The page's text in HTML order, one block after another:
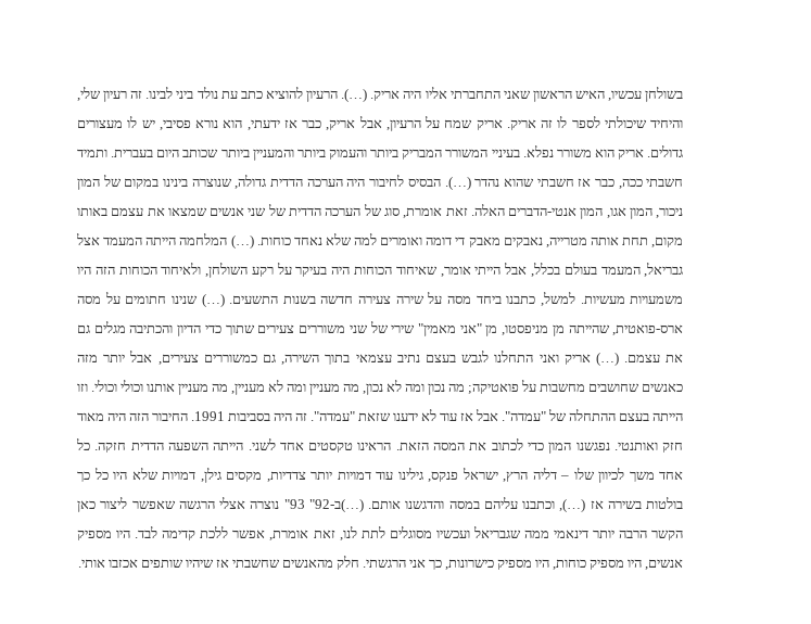
בשולחן עכשיו, האיש הראשון שאני התחברתי אליו היה אריק. (…). הרעיון להוציא כתב עת נולד ביני לבינו. זה רעיון שלי,
והיחיד שיכולתי לספר לו זה אריק. אריק שמח על הרעיון, אבל אריק, כבר אז ידעתי, הוא נורא פסיבי, יש לו מעצורים
גדולים. אריק הוא משורר נפלא. בעיניי המשורר המבריק ביותר והעמוק ביותר והמעניין ביותר שכותב היום בעברית. ותמיד
חשבתי ככה, כבר אז חשבתי שהוא נהדר (…). הבסיס לחיבור היה הערכה הדדית גדולה, שנוצרה בינינו במקום של המון
ניכור, המון אגו, המון אנטי-הדברים האלה. זאת אומרת, סוג של הערכה הדדית של שני אנשים שמצאו את עצמם באותו
מקום, תחת אותה מטרייה, נאבקים מאבק די דומה ואומרים למה שלא נאחד כוחות. (…) המלחמה הייתה המעמד אצל
גבריאל, המעמד בעולם בכלל, אבל הייתי אומר, שאיחוד הכוחות היה בעיקר על רקע השולחן, ולאיחוד הכוחות הזה היו
משמעויות מעשיות. למשל, כתבנו ביחד מסה על שירה צעירה חדשה בשנות התשעים. (…) שנינו חתומים על מסה
ארס-פואטית, שהייתה מן מניפסטו, מן "אני מאמין" שירי של שני משוררים צעירים שתוך כדי הדיון והכתיבה מגלים גם
את עצמם. (…) אריק ואני התחלנו לגבש בעצם נתיב עצמאי בתוך השירה, גם כמשוררים צעירים, אבל יותר מזה
כאנשים שחושבים מחשבות על פואטיקה; מה נכון ומה לא נכון, מה מעניין ומה לא מעניין, מה מעניין אותנו וכולי וכולי. וזו
הייתה בעצם ההתחלה של "עמדה". אבל אז עוד לא ידענו שזאת "עמדה". זה היה בסביבות 1991. החיבור הזה היה מאוד
חזק ואותנטי. נפגשנו המון כדי לכתוב את המסה הזאת. הראינו טקסטים אחד לשני. הייתה השפעה הדדית חזקה. כל
אחד משך לכיוון שלו – דליה הרץ, ישראל פנקס, גילינו עוד דמויות יותר צדדיות, מקסים גילן, דמויות שלא היו כל כך
בולטות בשירה אז (…), וכתבנו עליהם במסה והדגשנו אותם. (…)ב-92" 93" נוצרה אצלי הרגשה שאפשר ליצור כאן
הקשר הרבה יותר דינאמי ממה שגבריאל ועכשיו מסוגלים לתת לנו, זאת אומרת, אפשר ללכת קדימה לבד. היו מספיק
אנשים, היו מספיק כוחות, היו מספיק כישרונות, כך אני הרגשתי. חלק מהאנשים שחשבתי אז שיהיו שותפים אכזבו אותי.